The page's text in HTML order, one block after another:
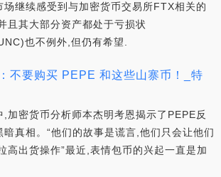
场继续感受到与加密货币交易所FTX相关的
且其大部分资产都处于亏损状
也不例外,但仍有希望.
不要购买 PEPE 和这些山寨币！_特
加密货币分析师本杰明考恩揭示了PEPE反
真相。“他们的故事是谎言,他们只会让他们
高出货操作”最近,表情包币的兴起一直是加